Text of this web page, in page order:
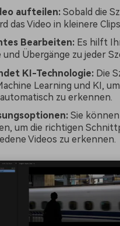
aufteilen: Sobald die
das Video in kleinere
Bearbeiten: Es hilft
und Übergänge zu jeder
KI-Technologie: Die
Learning und KI,
zu erkennen.
Sie
um die richtigen
Videos zu erkennen.